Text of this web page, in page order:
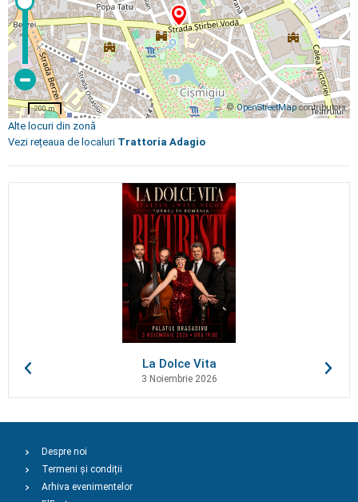
©OpenStreetMapcontributors
200 m
Alte locuri din zonă
Vezi rețeaua de localuri Trattoria Adagio
La Dolce Vita
3 Noiembrie 2026
Despre noi
Termeni și condiții
Arhiva evenimentelor